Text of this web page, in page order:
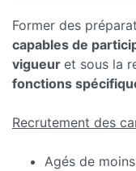
Former des
capables de
vigueur et sous la
fonctions
Recrutement des
Agés de